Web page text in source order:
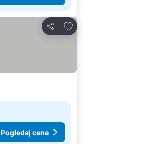
Deli
Dodati u favorite
Pogledaj cene